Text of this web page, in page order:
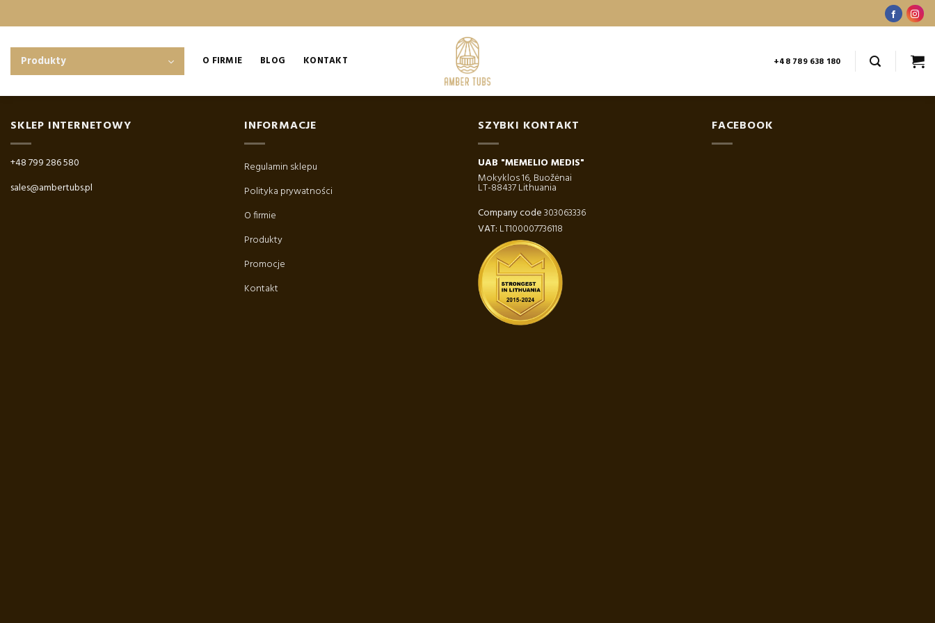
to
Produkty O FIRMIE BLOG KONTAKT +48 789 638 180
SKLEP INTERNETOWY
+48 799 286 580
sales@ambertubs.pl
INFORMACJE
Regulamin sklepu
Polityka prywatności
O firmie
Produkty
Promocje
Kontakt
SZYBKI KONTAKT
UAB "MEMELIO MEDIS"
Mokyklos 16, Buožėnai
LT-88437 Lithuania
Company code303063336
VAT: LT100007736118
FACEBOOK